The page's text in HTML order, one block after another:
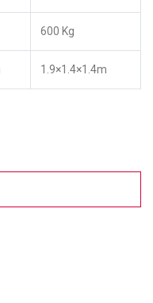
600 Kg
1.9×1.4×1.4m